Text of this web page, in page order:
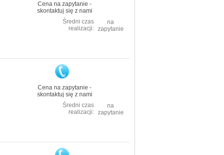
Cena na zapytanie -
skontaktuj się z nami
na
zapytanie
Średni czas
realizacji:
Cena na zapytanie -
skontaktuj się z nami
na
zapytanie
Średni czas
realizacji: